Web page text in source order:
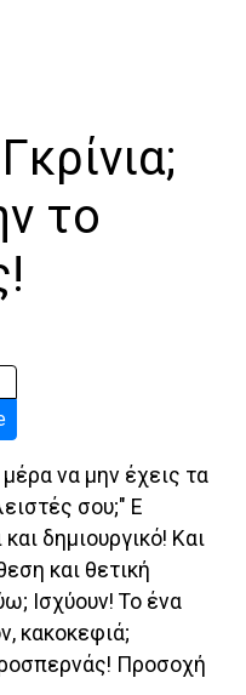
το
μέρα να μην έχεις τα
σου;" Ε
δημιουργικό! Και
και θετική
Ισχύουν! Το ένα
κακοκεφιά;
Προσοχή